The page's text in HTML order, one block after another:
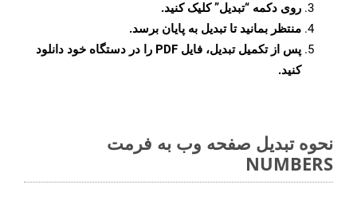
روی دکمه “تبدیل”کلیک کنید.
منتظر بمانید تا تبدیل به پایان برسد.
پس از تکمیل تبدیل، فایل PDF را در دستگاه خود دانلود
کنید.
نحوه تبدیل صفحه وب به فرمت
NUMBERS